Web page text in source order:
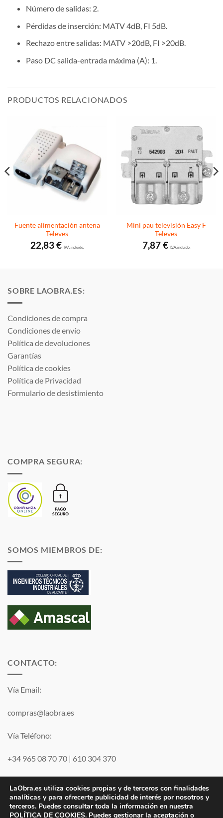
Número de salidas: 2.
Pérdidas de inserción: MATV 4dB, FI 5dB.
Rechazo entre salidas: MATV >20dB, FI >20dB.
Paso DC salida-entrada máxima (A): 1.
PRODUCTOS RELACIONADOS
Fuente alimentación antena
Televes
22,83€ I.V.A. incluido.
Mini pau televisión Easy F
Televes
7,87€I.V.A. incluido.
SOBRE LAOBRA.ES:
Condiciones de compra
Condiciones de envío
Política de devoluciones
Garantías
Política de cookies
Política de Privacidad
Formulario de desistimiento
COMPRA SEGURA:
SOMOS MIEMBROS DE:
CONTACTO:
Vía Email:
compras@laobra.es
Vía Teléfono:
+34 965 08 70 70 | 610 304 370
Visa PayPal MasterCard
LaObra.es utiliza cookies propias y de terceros con finalidades
analíticas y para ofrecerte publicidad de interés por nosotros y
terceros. Puedes consultar toda la información en nuestra
POLÍTICA DE COOKIES. Puedes gestionar la aceptación o